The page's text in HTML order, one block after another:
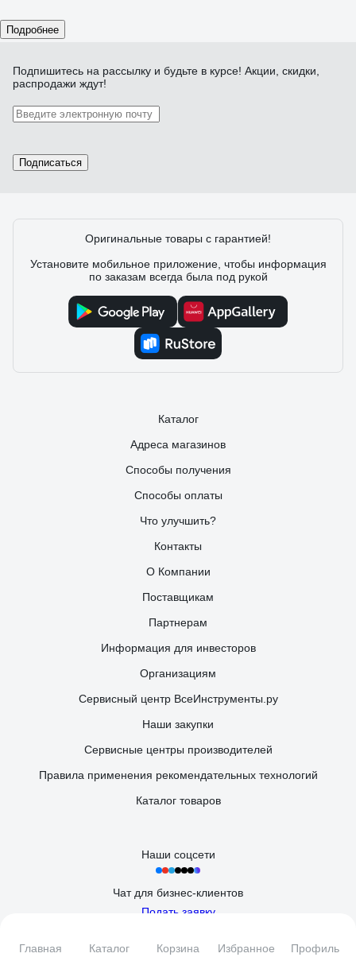
Главная Каталог Корзина Избранное Профиль
Подробнее
Подпишитесь на рассылку и будьте в курсе! Акции, скидки,
распродажи ждут!
Подписаться
Оригинальные товары с гарантией!
Установите мобильное приложение, чтобы информация
по заказам всегда была под рукой
Каталог
Адреса магазинов
Способы получения
Способы оплаты
Что улучшить?
Контакты
О Компании
Поставщикам
Партнерам
Информация для инвесторов
Организациям
Сервисный центр ВсеИнструменты.ру
Наши закупки
Сервисные центры производителей
Правила применения рекомендательных технологий
Каталог товаров
Наши соцсети
Чат для бизнес-клиентов
Подать заявку
персональных данных
ипользовательского соглашения